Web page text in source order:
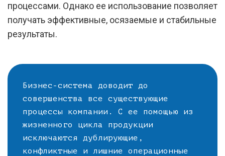
процессами. Однако ее использование позволяет
получать эффективные, осязаемые и стабильные
результаты.
Бизнес-система доводит до
совершенства все существующие
процессы компании. С ее помощью из
жизненного цикла продукции
исключаются дублирующие,
конфликтные и лишние операционные